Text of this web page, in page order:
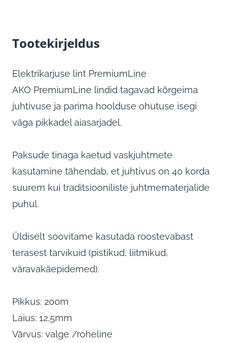
Tootekirjeldus
Elektrikarjuse lint PremiumLine
AKO PremiumLine lindid tagavad kõrgeima
juhtivuse ja parima hoolduse ohutuse isegi
väga pikkadel aiasarjadel.
Paksude tinaga kaetud vaskjuhtmete
kasutamine tähendab, et juhtivus on 40 korda
suurem kui traditsiooniliste juhtmematerjalide
puhul.
Üldiselt soovitame kasutada roostevabast
terasest tarvikuid (pistikud, liitmikud,
väravakäepidemed).
Pikkus: 200m
Laius: 12,5mm
Värvus: valge /roheline